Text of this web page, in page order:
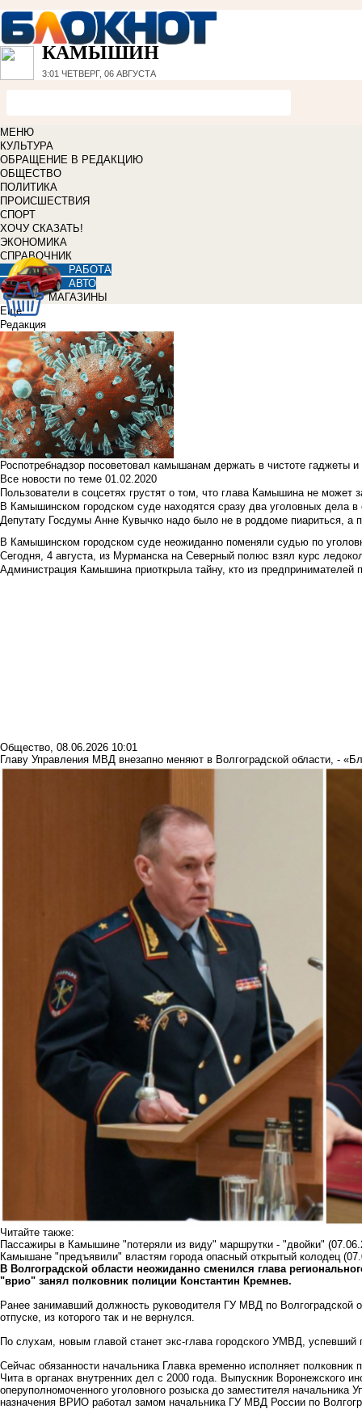
КАМЫШИН
3:01 ЧЕТВЕРГ, 06 АВГУСТА
МЕНЮ
КУЛЬТУРА
ОБРАЩЕНИЕ В РЕДАКЦИЮ
ОБЩЕСТВО
ПОЛИТИКА
ПРОИСШЕСТВИЯ
СПОРТ
ХОЧУ СКАЗАТЬ!
ЭКОНОМИКА
СПРАВОЧНИК
РАБОТА
АВТО
МАГАЗИНЫ
Еще
Редакция
Роспотребнадзор посоветовал камышанам держать в чистоте гаджеты
Все новости по теме 01.02.2020
Пользователи в соцсетях грустят о том, что глава Камышина не может
В Камышинском городском суде находятся сразу два уголовных дела
Депутату Госдумы Анне Кувычко надо было не в роддоме пиариться, а
В Камышинском городском суде неожиданно поменяли судью по
Сегодня, 4 августа, из Мурманска на Северный полюс взял курс
Администрация Камышина приоткрыла тайну, кто из предпринимателей
Общество, 08.06.2026 10:01
Главу Управления МВД внезапно меняют в Волгоградской области, -
Читайте также:
Пассажиры в Камышине "потеряли из виду" маршрутки - "двойки"
Камышане "предъявили" властям города опасный открытый колодец
В Волгоградской области неожиданно сменился глава
"врио" занял полковник полиции Константин Кремнев.
Ранее занимавший должность руководителя ГУ МВД по Волгоградской
отпуске, из которого так и не вернулся.
По слухам, новым главой станет экс-глава городского УМВД,
Сейчас обязанности начальника Главка временно исполняет
Чита в органах внутренних дел с 2000 года. Выпускник Воронежского
оперуполномоченного уголовного розыска до заместителя
назначения ВРИО работал замом начальника ГУ МВД России по